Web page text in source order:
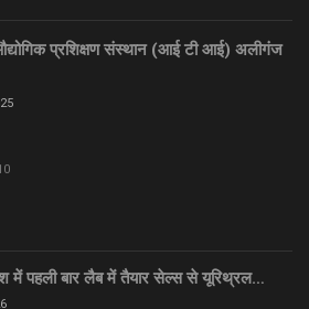
प्रशिक्षण संस्थान (आई टी आई) अलीगंज
में पहली बार लैब में तैयार सेल्स से यूरिथ्रल…